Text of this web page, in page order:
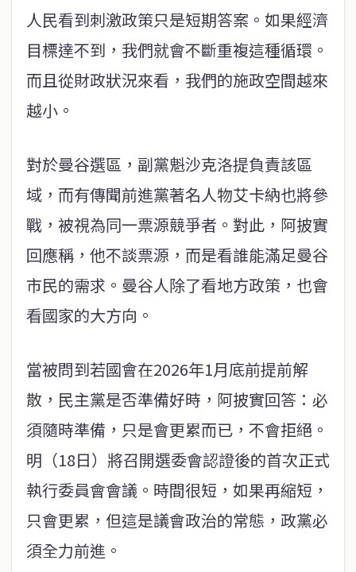
人民看到刺激政策只是短期答案。如果經濟
目標達不到，我們就會不斷重複這種循環。
而且從財政狀況來看，我們的施政空間越來
越小。
對於曼谷選區，副黨魁沙克洛提負責該區
域，而有傳聞前進黨著名人物艾卡納也將參
戰，被視為同一票源競爭者。對此，阿披實
回應稱，他不談票源，而是看誰能滿足曼谷
市民的需求。曼谷人除了看地方政策，也會
看國家的大方向。
當被問到若國會在2026年1月底前提前解
散，民主黨是否準備好時，阿披實回答：必
須隨時準備，只是會更累而已，不會拒絕。
明（18日）將召開選委會認證後的首次正式
執行委員會會議。時間很短，如果再縮短，
只會更累，但這是議會政治的常態，政黨必
須全力前進。